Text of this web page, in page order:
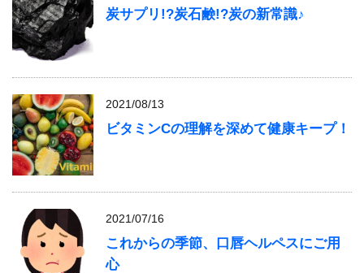
炭サプリ!?炭石鹸!?炭の新常識♪
2021/08/13
ビタミンCの理解を深めて健康キープ！
2021/07/16
これからの季節、口唇ヘルペスにご用
心